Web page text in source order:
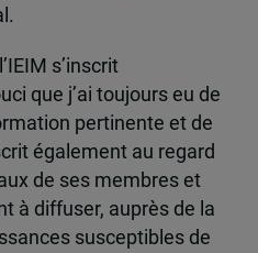
s’inscrit
que j’ai toujours eu de
pertinente et de
également au regard
de ses membres et
à diffuser, auprès de la
susceptibles de